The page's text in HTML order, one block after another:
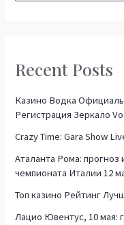
c
Recent Posts
Казино Водка
Регистрация Зеркало
Crazy Time: Gara Show
Аталанта Рома: прогноз
чемпионата Италии 12
Топ казино Рейтинг
Лацио Ювентус, 10 мая: